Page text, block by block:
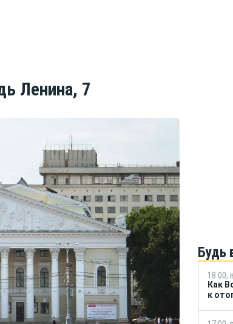
Ленина, 7
Будь
18:00,
Как
к